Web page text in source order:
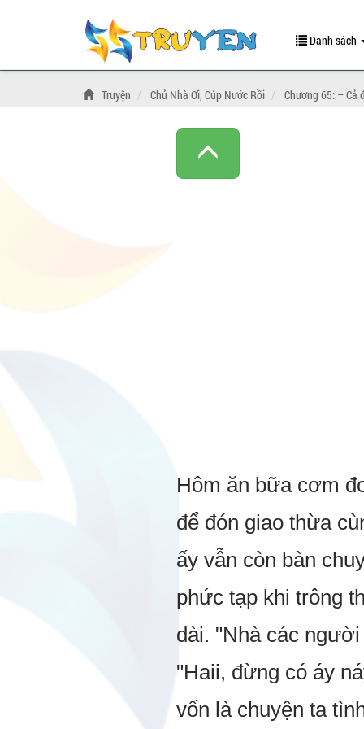
Danh sách
Truyện Chủ Nhà Ơi, Cúp Nước Rồi Chương 65: – Cả
Hôm ăn bữa cơm
để đón giao thừa
ấy vẫn còn bàn
phức tạp khi trông
dài. "Nhà các
"Haii, đừng có áy
vốn là chuyện ta